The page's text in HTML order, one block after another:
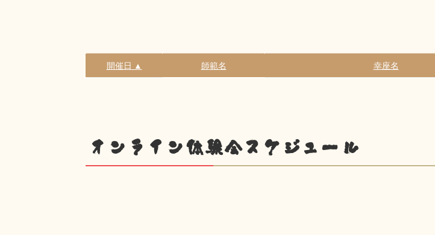
開催日 ▲ 師範名 幸座名
オンライン体験会スケジュール